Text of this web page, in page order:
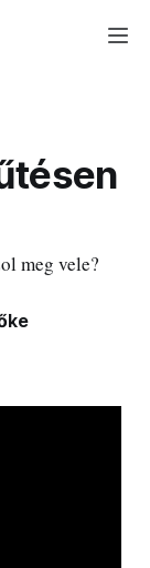
meg vele?